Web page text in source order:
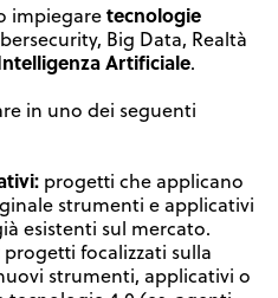
impiegaretecnologie
Big Data, Realtà
Artificiale.
in uno dei seguenti
progetti che applicano
strumenti e applicativi
esistenti sul mercato.
progetti focalizzati sulla
strumenti, applicativi o